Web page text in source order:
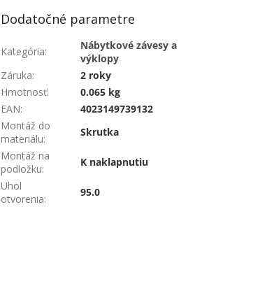
Dodatočné parametre
Kategória:
Nábytkové závesy a
výklopy
Záruka:
2 roky
Hmotnosť:
0.065 kg
EAN:
4023149739132
Montáž do
materiálu:
Skrutka
Montáž na
podložku:
K naklapnutiu
Uhol
otvorenia:
95.0